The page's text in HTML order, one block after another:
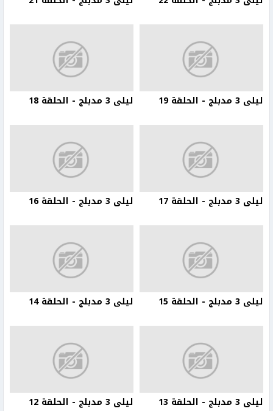
ليلى 3 مدبلج - الحلقة 19 ليلى 3 مدبلج - الحلقة 18
ليلى 3 مدبلج - الحلقة 17 ليلى 3 مدبلج - الحلقة 16
ليلى 3 مدبلج - الحلقة 15 ليلى 3 مدبلج - الحلقة 14
ليلى 3 مدبلج - الحلقة 13 ليلى 3 مدبلج - الحلقة 12